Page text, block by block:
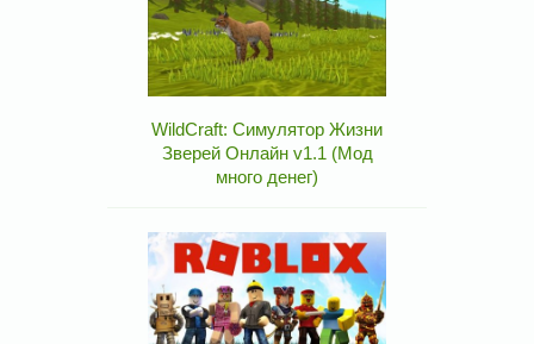
WildCraft: Симулятор Жизни
Зверей Онлайн v1.1 (Мод
много денег)